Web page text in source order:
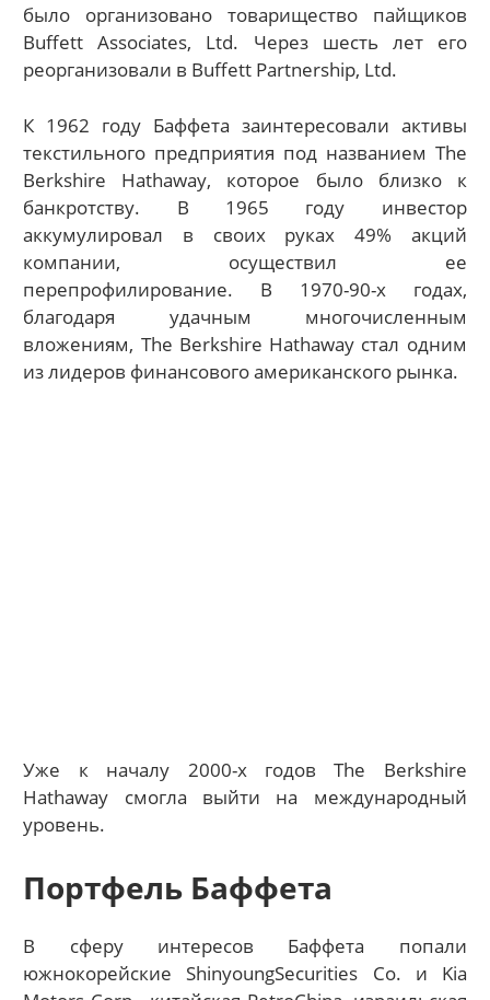
было организовано товарищество пайщиков
Buffett Associates, Ltd. Через шесть лет его
реорганизовали в Buffett Partnership, Ltd.
К 1962 году Баффета заинтересовали активы
текстильного предприятия под названием The
Berkshire Hathaway, которое было близко к
банкротству. В 1965 году инвестор
аккумулировал в своих руках 49% акций
компании, осуществил ее
перепрофилирование. В 1970-90-х годах,
благодаря удачным многочисленным
вложениям, The Berkshire Hathaway стал одним
из лидеров финансового американского рынка.
Уже к началу 2000-х годов The Berkshire
Hathaway смогла выйти на международный
уровень.
Портфель Баффета
В сферу интересов Баффета попали
южнокорейские ShinyoungSecurities Co. и Kia